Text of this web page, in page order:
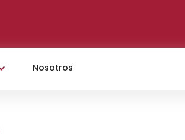
Nosotros